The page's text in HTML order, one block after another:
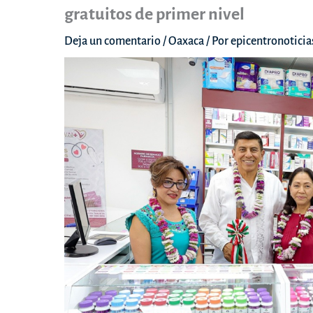
gratuitos de primer nivel
Deja un comentario/Oaxaca/ Por